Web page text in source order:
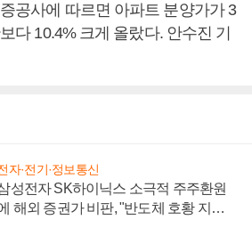
공사에 따르면 아파트 분양가가 3
다 10.4% 크게 올랐다. 안수진 기
자·전기·정보통신
성전자 SK하이닉스 소극적 주주환원
해외 증권가 비판, "반도체 호황 지속